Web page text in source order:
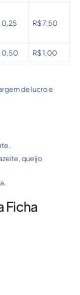
0,25 R$ 7,50
0,50 R$ 1,00
de lucro e
queijo
Ficha